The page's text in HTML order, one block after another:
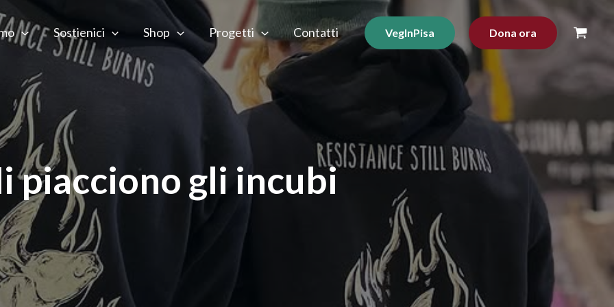
Sostienici Shop Progetti Contatti VegInPisa Dona ora
piacciono gli incubi